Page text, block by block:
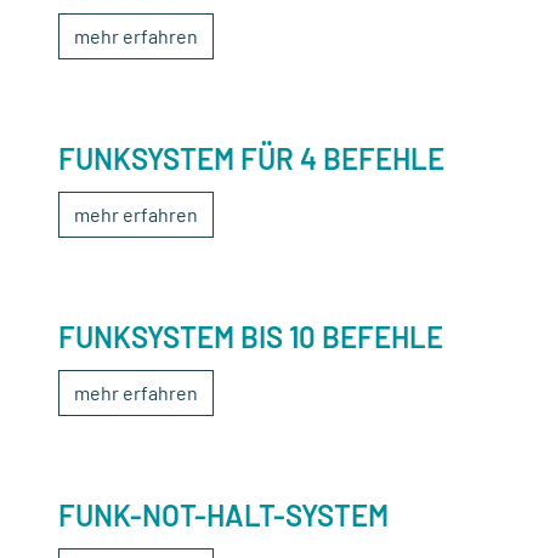
mehr erfahren
FUNKSYSTEM FÜR 4 BEFEHLE
mehr erfahren
FUNKSYSTEM BIS 10 BEFEHLE
mehr erfahren
FUNK-NOT-HALT-SYSTEM